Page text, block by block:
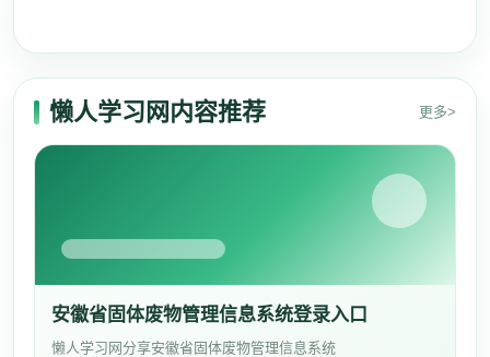
懒人学习网内容推荐 更多>
安徽省固体废物管理信息系统登录入口
懒人学习网分享安徽省固体废物管理信息系统